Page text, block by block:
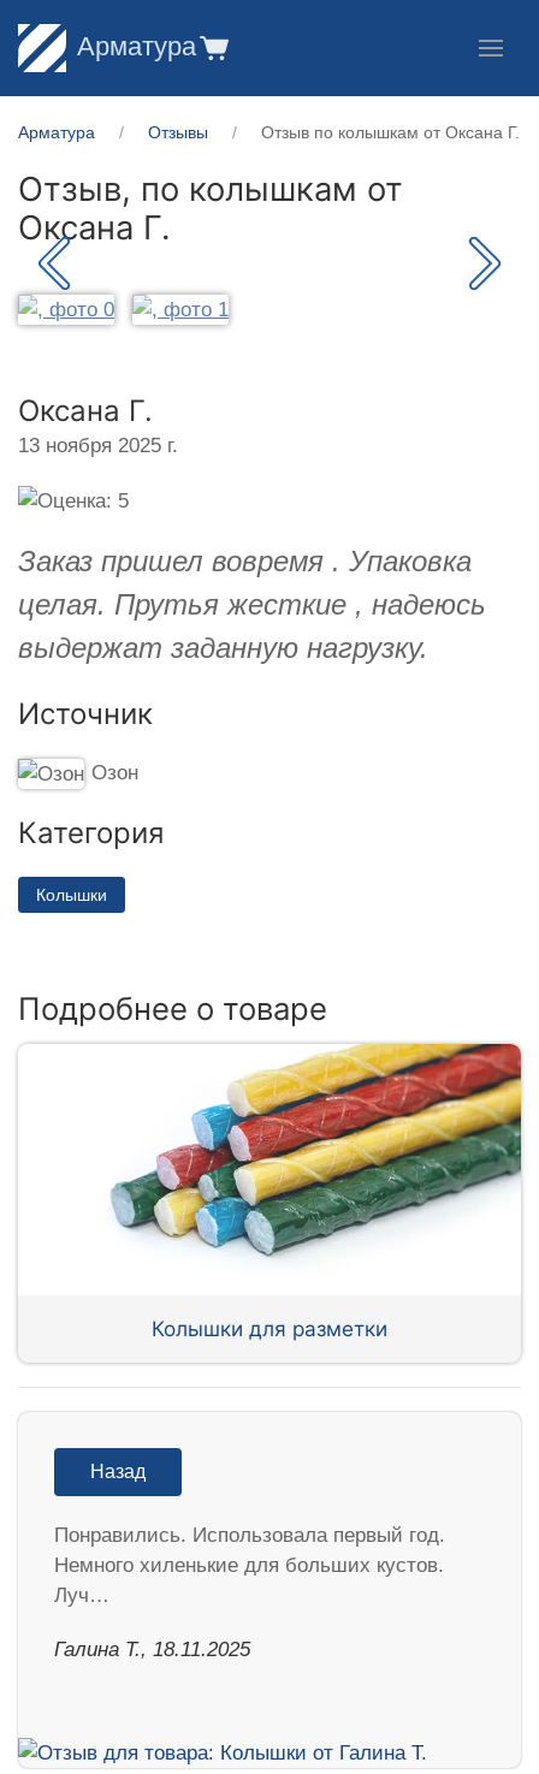
Арматура
Арматура Отзывы Отзыв по колышкам от Оксана Г.
Отзыв, по колышкам от
Оксана Г.
Оксана Г.
13 ноября 2025 г.
Заказ пришел вовремя . Упаковка
целая. Прутья жесткие , надеюсь
выдержат заданную нагрузку.
Источник
Озон
Категория
Колышки
Подробнее о товаре
Колышки для разметки
Назад
Понравились. Использовала первый год.
Немного хиленькие для больших кустов.
Луч…
Галина Т., 18.11.2025